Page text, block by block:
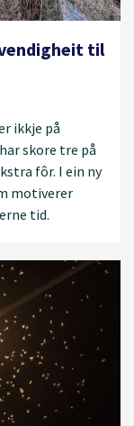
til
ikkje på
skore tre på
fôr. I ein ny
motiverer
tid.